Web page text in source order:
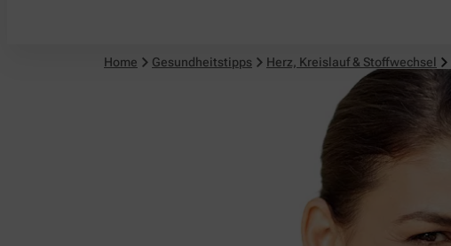
Home Gesundheitstipps Herz, Kreislauf & Stoffwechsel